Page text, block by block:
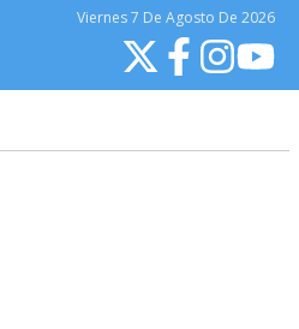
Viernes7 De Agosto De 2026